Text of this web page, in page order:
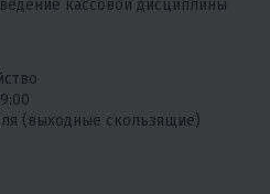
кассовой дисциплины
(выходные скользящие)